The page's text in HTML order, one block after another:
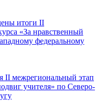
итоги II
«За нравственный
федеральному
II межрегиональный этап
учителя» по Северо-